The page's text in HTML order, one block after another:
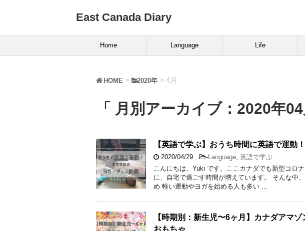
East Canada Diary
Home Language Life
HOME > 2020年 > 4月
「 月別アーカイブ：2020年
【英語で学ぶ】おうち時間に英語で運動
2020/04/29 -Language, 英語で学ぶ
こんにちは、Yuki です。ここカナダでも新型コロ
に、自宅で過ごす時間が増えています。 そんな中
め 軽い運動やヨガを始める人も多い …
【時期別：新生児〜6ヶ月】カナダアマ
おもちゃ